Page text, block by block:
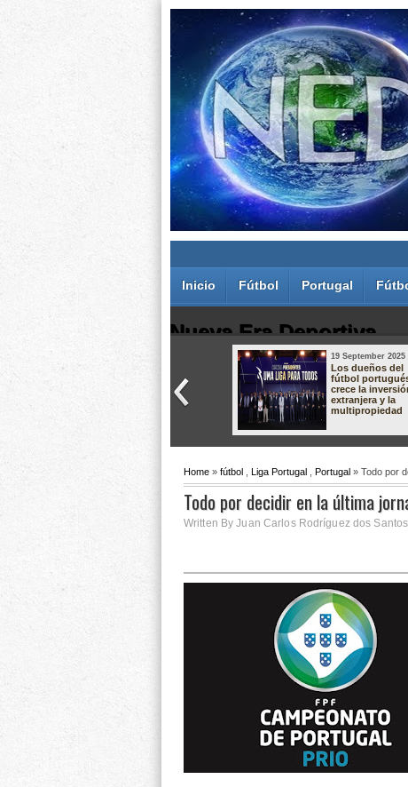
Inicio Fútbol Portugal
Nueva Era Deportiva
Juan Carlos Rodríguez dos Santos
19 September 2025
Los dueños del
fútbol
crece la
extranjera y la
multipropiedad
Home » fútbol Liga Portugal Portugal » Todo por
Todo por decidir en la última
Written By Juan Carlos Rodríguez dos